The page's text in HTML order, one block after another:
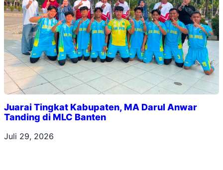
Juarai Tingkat Kabupaten, MA Darul Anwar
Tanding di MLC Banten
Juli 29, 2026